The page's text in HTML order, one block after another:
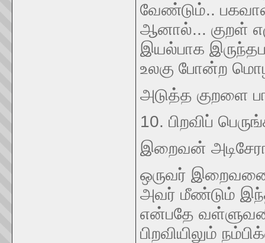
வேண்டும்..
ஆனால்... குறள்
இயல்பாக
உலகு போன்ற
அடுத்த குறளை
10. பிறவிப்
இறைவன்
ஒருவர் இறைவனை
அவர் மீண்டும் இந்த
என்பதே
பிறவியிலும்